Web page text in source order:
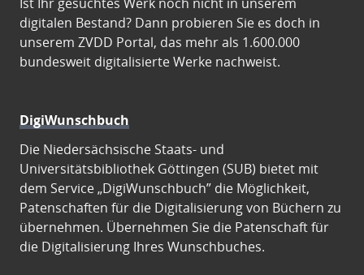
digitalen Bestand? Dann probieren Sie es doch in
unserem ZVDD Portal, das mehr als 1.600.000
bundesweit digitalisierte Werke nachweist.
DigiWunschbuch
Die Niedersächsische Staats- und
Universitätsbibliothek Göttingen (SUB) bietet mit
dem Service „DigiWunschbuch” die Möglichkeit,
Patenschaften für die Digitalisierung von Büchern zu
übernehmen. Übernehmen Sie die Patenschaft für
die Digitalisierung Ihres Wunschbuches.